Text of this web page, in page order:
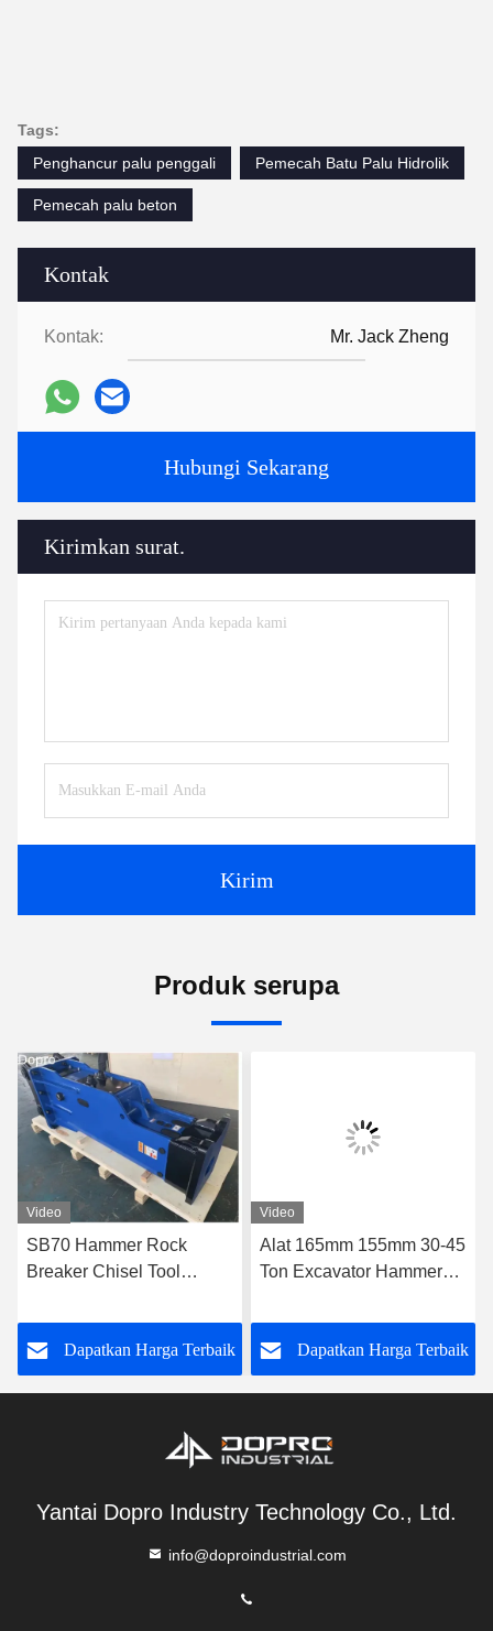
Kontak
Kontak: Mr. Jack Zheng
Hubungi Sekarang
Kirimkan surat.
Kirim
Tags:
Penghancur palu penggali
Pemecah Batu Palu Hidrolik
Pemecah palu beton
Produk serupa
Video
SB70 Hammer Rock
Breaker Chisel Tool
Tipe Hydraulic Breaker
Dapatkan Harga Terbaik
Video
Alat 165mm 155mm 30-45
Ton Excavator Hammer
SB121 Jack Hammer
Dapatkan Harga Terbaik
Yantai Dopro Industry Technology Co., Ltd.
info@doproindustrial.com